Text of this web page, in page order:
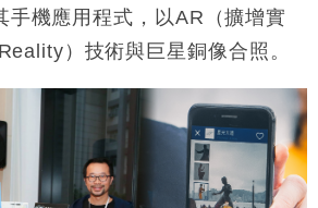
行上半年淨利創新高 中期息增15%至
地執法人員要求交「保證金」 43歲女子
元
守6.5萬點後回穩 全周仍升近2%
手機應用程式，以AR （擴增實
）技術與巨星銅像合照。